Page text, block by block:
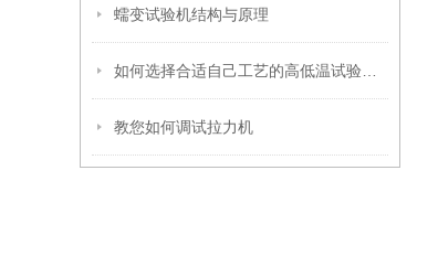
蠕变试验机结构与原理
教您如何调试拉力机